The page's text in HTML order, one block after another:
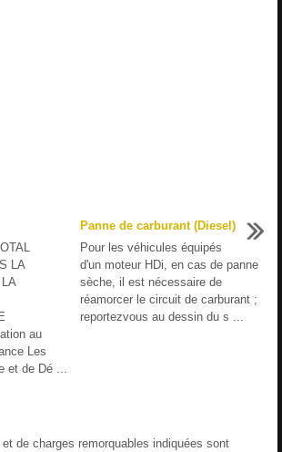
LA
au
Les
et de Dé ...
Panne de carburant (Diesel)
Pour les véhicules équipés
d'un moteur HDi, en cas de panne
sèche, il est nécessaire de
réamorcer le circuit de carburant ;
reportezvous au dessin du s ...
et de charges remorquables indiquées sont